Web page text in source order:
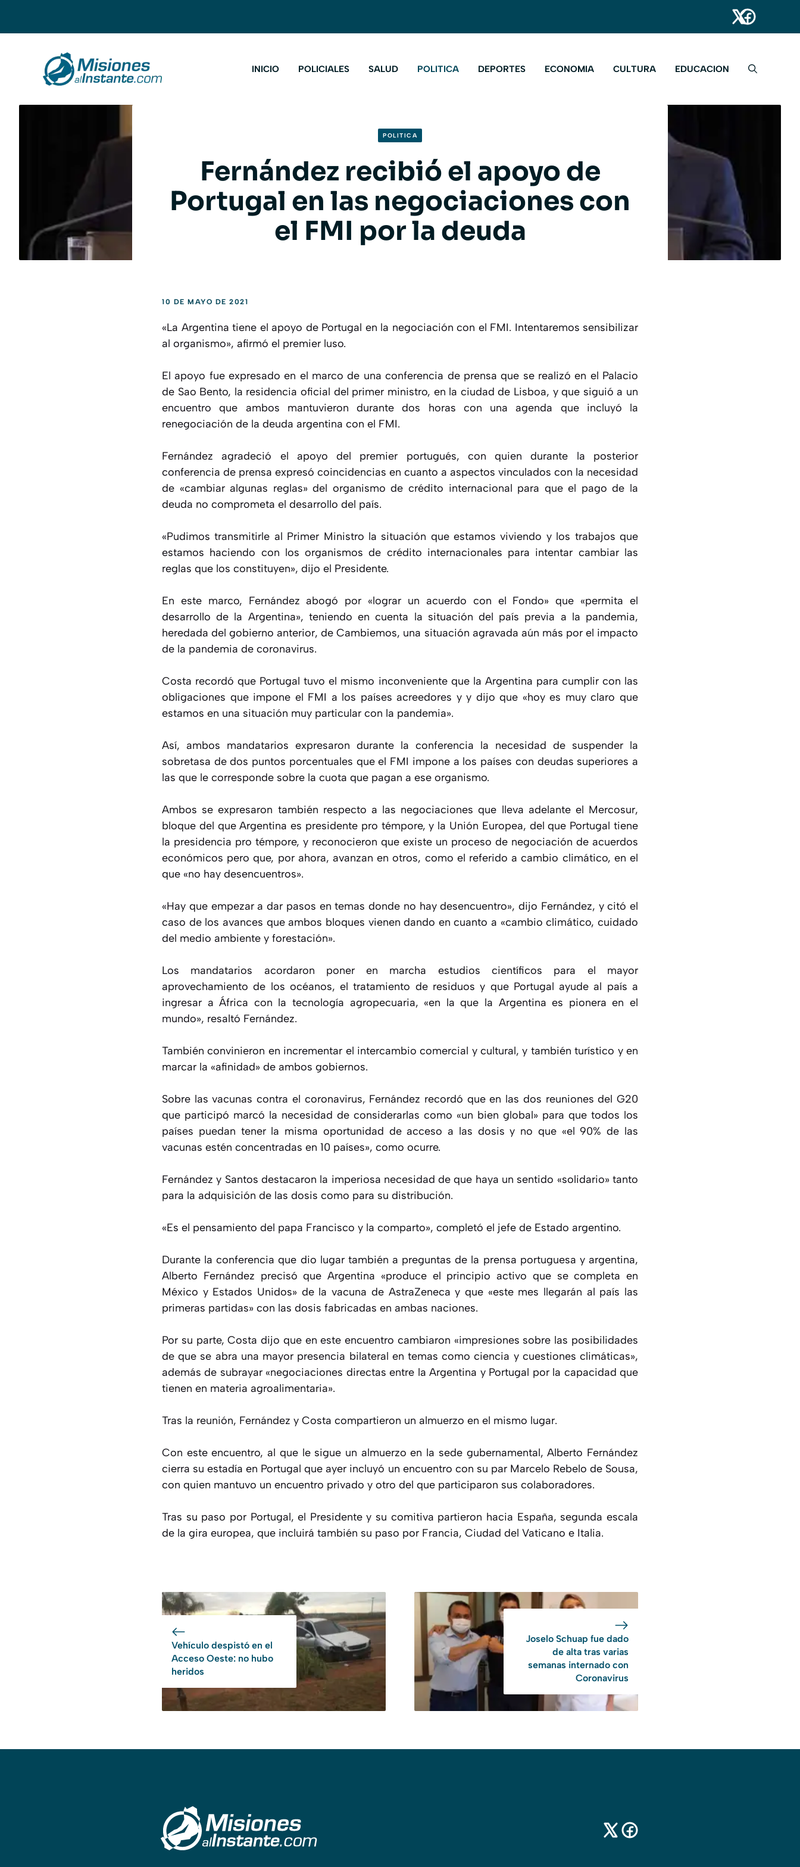
INICIO POLICIALES SALUD POLITICA DEPORTES ECONOMIA CULTURA EDUCACION
POLITICA
Fernández recibió el apoyo de
Portugal en las negociaciones con
el FMI por la deuda
10 DE MAYO DE 2021
«La Argentina tiene el apoyo de Portugal en la negociación con el FMI. Intentaremos sensibilizar
al organismo», afirmó el premier luso.
El apoyo fue expresado en el marco de una conferencia de prensa que se realizó en el Palacio
de Sao Bento, la residencia oficial del primer ministro, en la ciudad de Lisboa, y que siguió a un
encuentro que ambos mantuvieron durante dos horas con una agenda que incluyó la
renegociación de la deuda argentina con el FMI.
Fernández agradeció el apoyo del premier portugués, con quien durante la posterior
conferencia de prensa expresó coincidencias en cuanto a aspectos vinculados con la necesidad
de «cambiar algunas reglas» del organismo de crédito internacional para que el pago de la
deuda no comprometa el desarrollo del país.
«Pudimos transmitirle al Primer Ministro la situación que estamos viviendo y los trabajos que
estamos haciendo con los organismos de crédito internacionales para intentar cambiar las
reglas que los constituyen», dijo el Presidente.
En este marco, Fernández abogó por «lograr un acuerdo con el Fondo» que «permita el
desarrollo de la Argentina», teniendo en cuenta la situación del país previa a la pandemia,
heredada del gobierno anterior, de Cambiemos, una situación agravada aún más por el impacto
de la pandemia de coronavirus.
Costa recordó que Portugal tuvo el mismo inconveniente que la Argentina para cumplir con las
obligaciones que impone el FMI a los países acreedores y y dijo que «hoy es muy claro que
estamos en una situación muy particular con la pandemia».
Así, ambos mandatarios expresaron durante la conferencia la necesidad de suspender la
sobretasa de dos puntos porcentuales que el FMI impone a los países con deudas superiores a
las que le corresponde sobre la cuota que pagan a ese organismo.
Ambos se expresaron también respecto a las negociaciones que lleva adelante el Mercosur,
bloque del que Argentina es presidente pro témpore, y la Unión Europea, del que Portugal tiene
la presidencia pro témpore, y reconocieron que existe un proceso de negociación de acuerdos
económicos pero que, por ahora, avanzan en otros, como el referido a cambio climático, en el
que «no hay desencuentros».
«Hay que empezar a dar pasos en temas donde no hay desencuentro», dijo Fernández, y citó el
caso de los avances que ambos bloques vienen dando en cuanto a «cambio climático, cuidado
del medio ambiente y forestación».
Los mandatarios acordaron poner en marcha estudios científicos para el mayor
aprovechamiento de los océanos, el tratamiento de residuos y que Portugal ayude al país a
ingresar a África con la tecnología agropecuaria, «en la que la Argentina es pionera en el
mundo», resaltó Fernández.
También convinieron en incrementar el intercambio comercial y cultural, y también turístico y en
marcar la «afinidad» de ambos gobiernos.
Sobre las vacunas contra el coronavirus, Fernández recordó que en las dos reuniones del G20
que participó marcó la necesidad de considerarlas como «un bien global» para que todos los
países puedan tener la misma oportunidad de acceso a las dosis y no que «el 90% de las
vacunas estén concentradas en 10 países», como ocurre.
Fernández y Santos destacaron la imperiosa necesidad de que haya un sentido «solidario» tanto
para la adquisición de las dosis como para su distribución.
«Es el pensamiento del papa Francisco y la comparto», completó el jefe de Estado argentino.
Durante la conferencia que dio lugar también a preguntas de la prensa portuguesa y argentina,
Alberto Fernández precisó que Argentina «produce el principio activo que se completa en
México y Estados Unidos» de la vacuna de AstraZeneca y que «este mes llegarán al país las
primeras partidas» con las dosis fabricadas en ambas naciones.
Por su parte, Costa dijo que en este encuentro cambiaron «impresiones sobre las posibilidades
de que se abra una mayor presencia bilateral en temas como ciencia y cuestiones climáticas»,
además de subrayar «negociaciones directas entre la Argentina y Portugal por la capacidad que
tienen en materia agroalimentaria».
Tras la reunión, Fernández y Costa compartieron un almuerzo en el mismo lugar.
Con este encuentro, al que le sigue un almuerzo en la sede gubernamental, Alberto Fernández
cierra su estadía en Portugal que ayer incluyó un encuentro con su par Marcelo Rebelo de Sousa,
con quien mantuvo un encuentro privado y otro del que participaron sus colaboradores.
Tras su paso por Portugal, el Presidente y su comitiva partieron hacia España, segunda escala
de la gira europea, que incluirá también su paso por Francia, Ciudad del Vaticano e Italia.
Vehículo despistó en el
Acceso Oeste: no hubo
heridos
Joselo Schuap fue dado
de alta tras varias
semanas internado con
Coronavirus